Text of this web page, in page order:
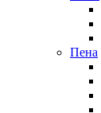
Пена